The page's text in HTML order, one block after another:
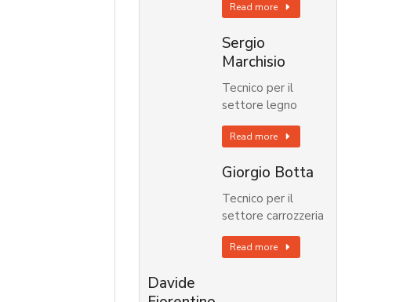
Read more
Sergio
Marchisio
Tecnico per il
settore legno
Read more
Giorgio Botta
Tecnico per il
settore carrozzeria
Read more
Davide